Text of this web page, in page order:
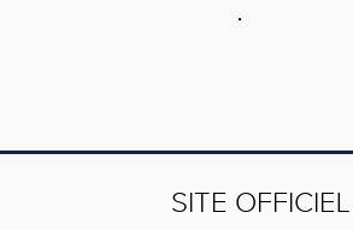
SITE OFFICIEL